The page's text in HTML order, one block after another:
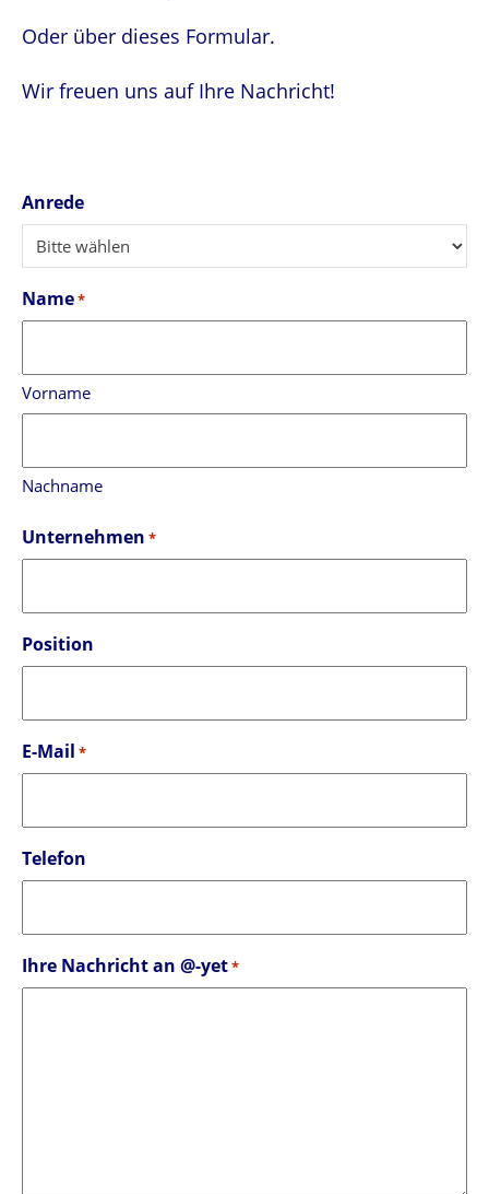
Oder über dieses Formular.
Wir freuen uns auf Ihre Nachricht!
Anrede
Name*
Vorname
Nachname
Unternehmen *
Position
E-Mail *
Telefon
Ihre Nachricht an @-yet*